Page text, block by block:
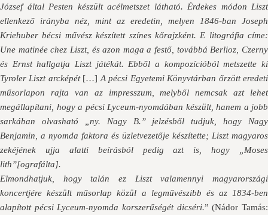
József által Pesten készült acélmetszet látható. Érdekes módon Liszt
ellenkező irányba néz, mint az eredetin, melyen 1846-ban Joseph
Kriehuber bécsi művész készített színes kőrajzként. E litográfia címe:
Une matinée chez Liszt, és azon maga a festő, továbbá Berlioz, Czerny
és Ernst hallgatja Liszt játékát. Ebből a kompozícióból metszette ki
Tyroler Liszt arcképét […] A pécsi Egyetemi Könyvtárban őrzött eredeti
műsorlapon rajta van az impresszum, melyből nemcsak azt lehet
megállapítani, hogy a pécsi Lyceum-nyomdában készült, hanem a jobb
sarkában olvasható „ny. Nagy B.” jelzésből tudjuk, hogy Nagy
Benjamin, a nyomda faktora és üzletvezetője készítette; Liszt magyaros
zekéjének ujja alatti beírásból pedig azt is, hogy „Moses
lith”[ografálta].
Elmondhatjuk, hogy talán ez Liszt valamennyi magyarországi
koncertjére készült műsorlap közül a legművészibb és az 1834-ben
alapított pécsi Lyceum-nyomda korszerűségét dicséri.” (Nádor Tamás: